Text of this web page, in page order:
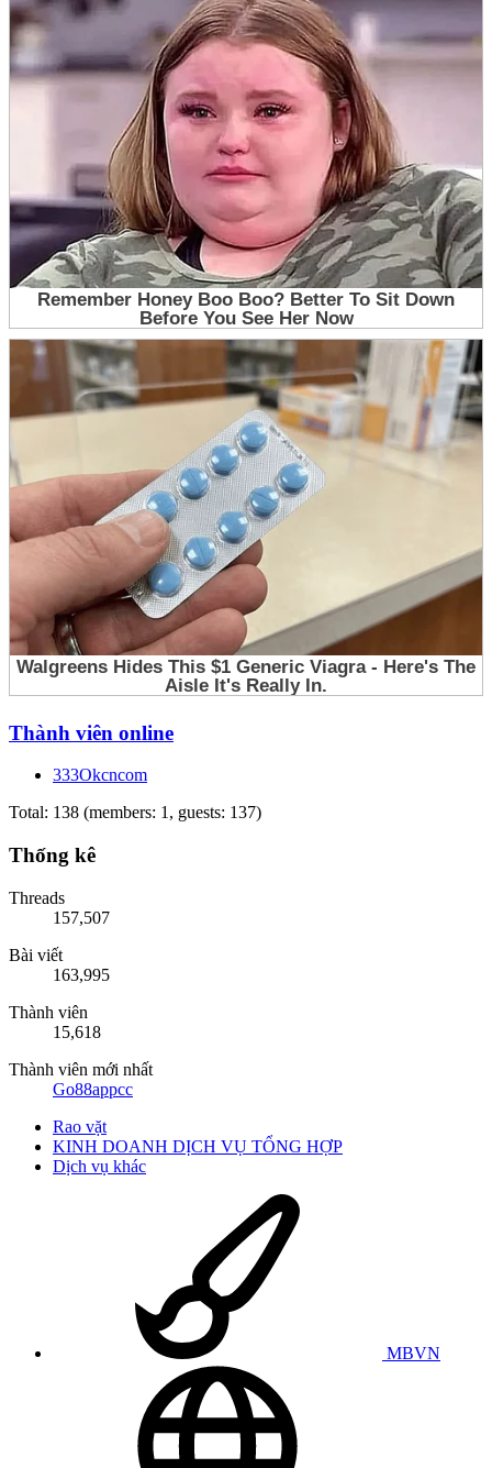
Thành viên online
333Okcncom
Total: 138 (members: 1, guests: 137)
Thống kê
Threads
157,507
Bài viết
163,995
Thành viên
15,618
Thành viên mới nhất
Go88appcc
Rao vặt
KINH DOANH DỊCH VỤ TỔNG HỢP
Dịch vụ khác
MBVN